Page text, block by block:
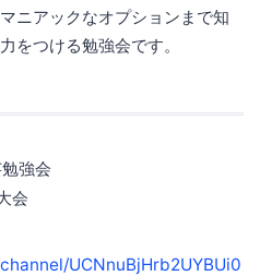
ニアックなオプションまで知
をつける勉強会です。
強会
会
UCNnuBjHrb2UYBUi0